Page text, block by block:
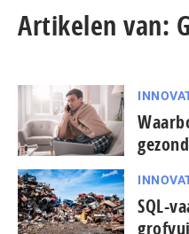
Artikelen van:
SQL-